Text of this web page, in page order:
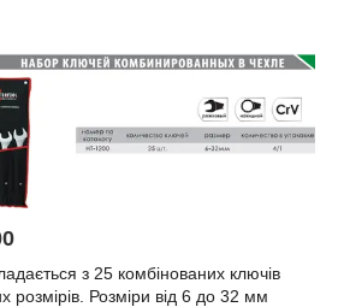
з 25 комбінованих ключів
розмірів. Розміри від 6 до 32 мм